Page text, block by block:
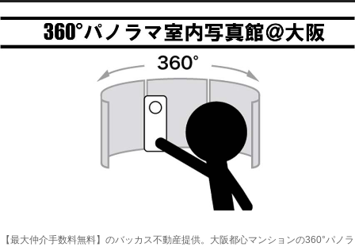
【最大仲介手数料無料】のバッカス不動産提供。大阪都心マンションの360°パノラ